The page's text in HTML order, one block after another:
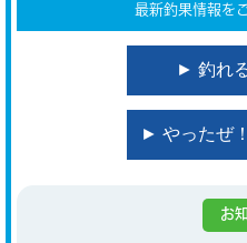
最新釣果情報を
► 釣れ
► やったぜ
お